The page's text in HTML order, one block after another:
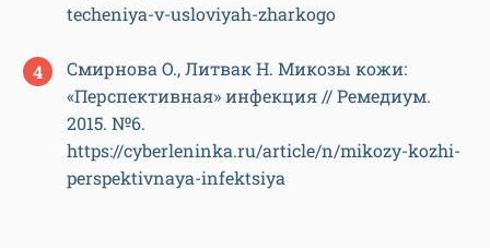
techeniya-v-usloviyah-zharkogo
Смирнова О., Литвак Н. Микозы кожи:
«Перспективная» инфекция // Ремедиум.
2015. №6.
https://cyberleninka.ru/article/n/mikozy-kozhi-
perspektivnaya-infektsiya